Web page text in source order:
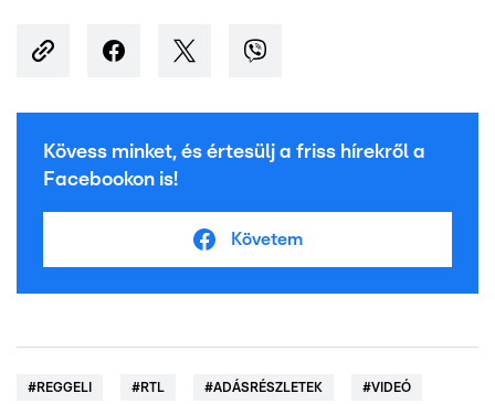
Kövess minket, és értesülj a friss hírekről a
Facebookon is!
Követem
#REGGELI #RTL #ADÁSRÉSZLETEK #VIDEÓ